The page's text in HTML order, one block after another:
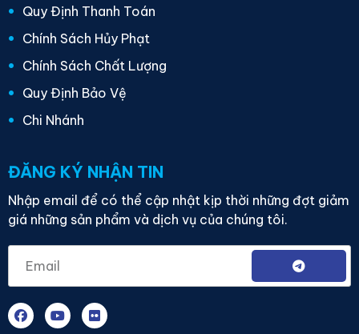
Quy Định Thanh Toán
Chính Sách Hủy Phạt
Chính Sách Chất Lượng
Quy Định Bảo Vệ
Chi Nhánh
ĐĂNG KÝ NHẬN TIN
Nhập email để có thể cập nhật kịp thời những đợt giảm
giá những sản phẩm và dịch vụ của chúng tôi.